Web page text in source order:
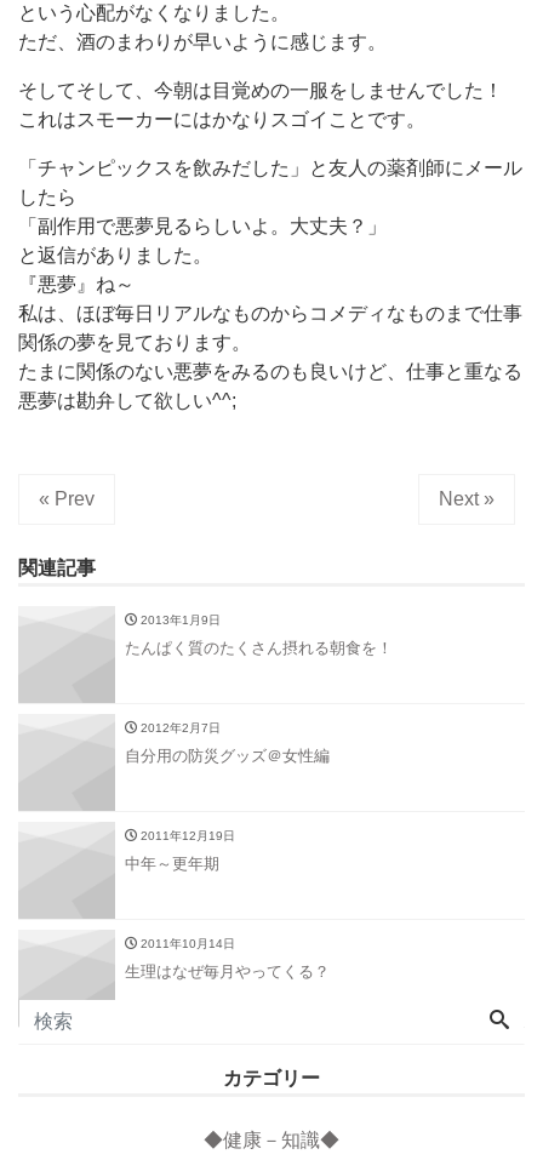
という心配がなくなりました。
ただ、酒のまわりが早いように感じます。
そしてそして、今朝は目覚めの一服をしませんでした！
これはスモーカーにはかなりスゴイことです。
「チャンピックスを飲みだした」と友人の薬剤師にメール
したら
「副作用で悪夢見るらしいよ。大丈夫？」
と返信がありました。
『悪夢』ね～
私は、ほぼ毎日リアルなものからコメディなものまで仕事
関係の夢を見ております。
たまに関係のない悪夢をみるのも良いけど、仕事と重なる
悪夢は勘弁して欲しい^^;
« Prev Next »
関連記事
2013年1月9日
たんぱく質のたくさん摂れる朝食を！
2012年2月7日
自分用の防災グッズ＠女性編
2011年12月19日
中年～更年期
2011年10月14日
生理はなぜ毎月やってくる？
カテゴリー
◆健康－知識◆